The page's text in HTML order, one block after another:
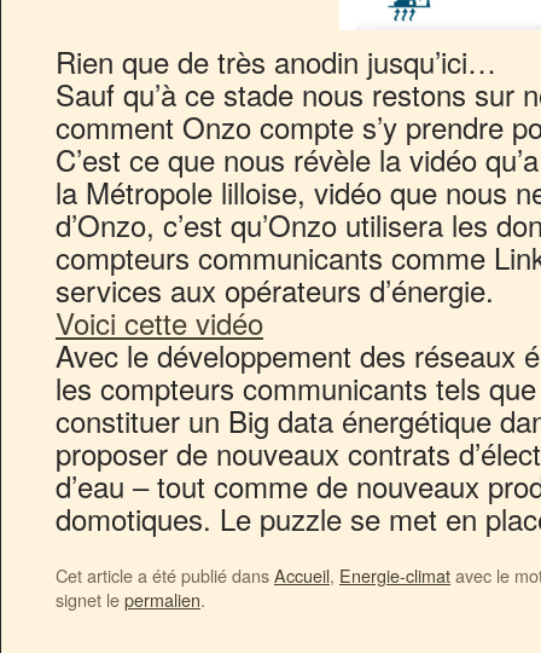
Rien que de très anodin jusqu’ici…
Sauf qu’à ce stade nous restons sur
comment Onzo compte s’y prendre
C’est ce que nous révèle la vidéo
la Métropole lilloise, vidéo que nous
d’Onzo, c’est qu’Onzo utilisera les
compteurs communicants comme
services aux opérateurs d’énergie.
Voici cette vidéo
Avec le développement des réseaux
les compteurs communicants tels
constituer un Big data énergétique
proposer de nouveaux contrats
d’eau – tout comme de nouveaux
domotiques. Le puzzle se met en
Cet article a été publié dansAccueil, Energie-climatavec le
signet lepermalien.